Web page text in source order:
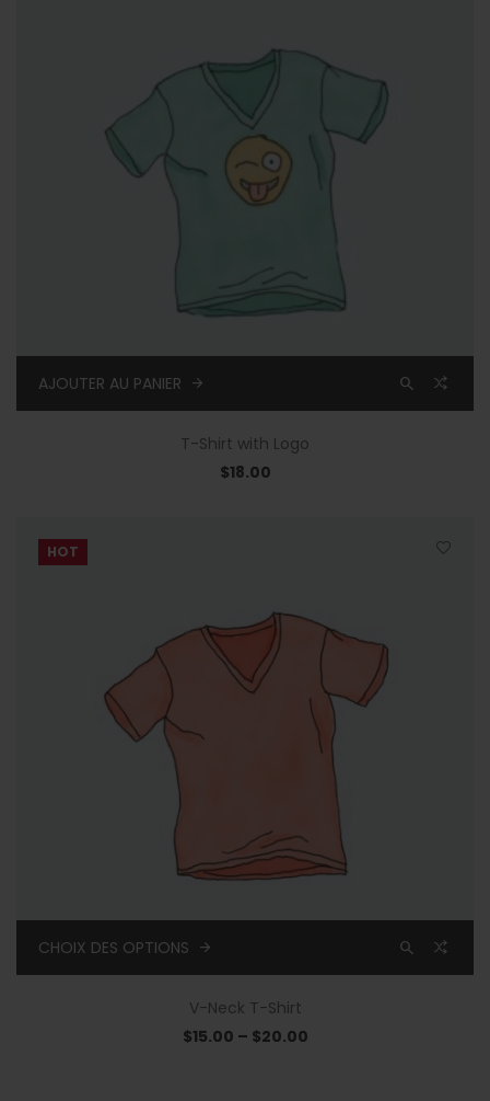
AJOUTER AU PANIER
T-Shirt with Logo
$18.00
HOT
CHOIX DES OPTIONS
V-Neck T-Shirt
$15.00 – $20.00